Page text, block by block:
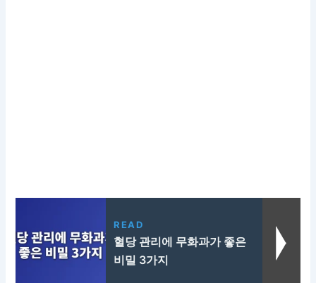
READ
혈당 관리에 무화과가 좋은
비밀 3가지